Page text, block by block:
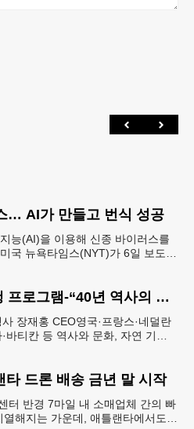
… AI가 만들고 번식 성공
능(AI)을 이용해 신종 바이러스를
국 뉴욕타임스(NYT)가 6일 보도했
■ 화제의 여행 프로그램-“40년 역사의 신뢰… 서유럽 8개국 13일 대장정”
장재홍 CEO영국·프랑스·네덜란
·바티칸 등 역사와 문화, 자연 기
타 드론 배송 금년 말 시작
터 반경 7마일 내 소매업체 간의 빠
해지는 가운데, 애틀랜타에서도